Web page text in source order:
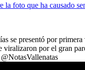
la foto que ha causado
se presentó por primera
viralizaron por el gran